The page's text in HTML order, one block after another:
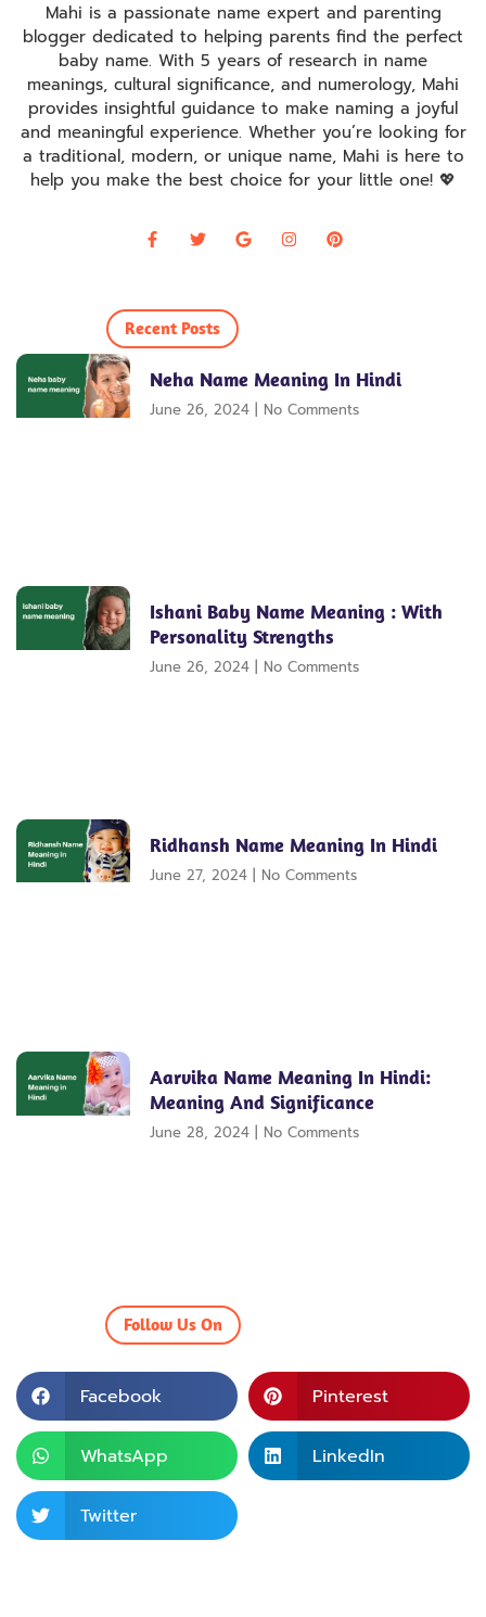
Mahi is a passionate name expert and parenting
blogger dedicated to helping parents find the perfect
baby name. With 5 years of research in name
meanings, cultural significance, and numerology, Mahi
provides insightful guidance to make naming a joyful
and meaningful experience. Whether you’re looking for
a traditional, modern, or unique name, Mahi is here to
help you make the best choice for your little one! 💖
Recent Posts
Neha Name Meaning In Hindi
June 26, 2024 No Comments
Ishani Baby Name Meaning : With
Personality Strengths
June 26, 2024 No Comments
Ridhansh Name Meaning In Hindi
June 27, 2024 No Comments
Aarvika Name Meaning In Hindi:
Meaning And Significance
June 28, 2024 No Comments
Follow Us On
Facebook Pinterest
WhatsApp LinkedIn
Twitter